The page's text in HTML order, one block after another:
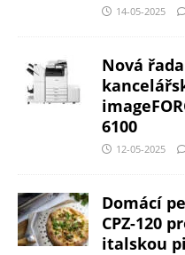
14-05-2025
Nová
6100
12-05-2025
Domácí
CPZ-120
italskou